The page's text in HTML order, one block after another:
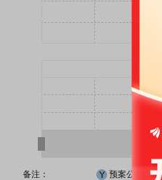
备注： 预案公布日